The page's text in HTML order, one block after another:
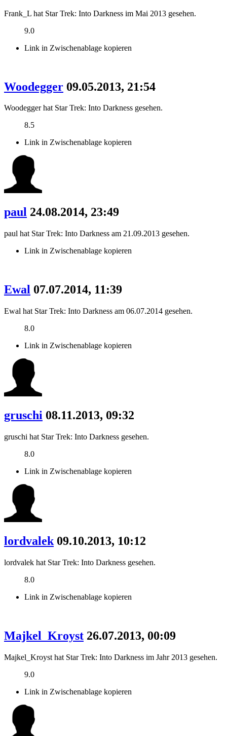
Frank_L hat Star Trek: Into Darkness im Mai 2013 gesehen.
9.0
Link in Zwischenablage kopieren
Woodegger 09.05.2013, 21:54
Woodegger hat Star Trek: Into Darkness gesehen.
8.5
Link in Zwischenablage kopieren
paul 24.08.2014, 23:49
paul hat Star Trek: Into Darkness am 21.09.2013 gesehen.
Link in Zwischenablage kopieren
Ewal 07.07.2014, 11:39
Ewal hat Star Trek: Into Darkness am 06.07.2014 gesehen.
8.0
Link in Zwischenablage kopieren
gruschi 08.11.2013, 09:32
gruschi hat Star Trek: Into Darkness gesehen.
8.0
Link in Zwischenablage kopieren
lordvalek 09.10.2013, 10:12
lordvalek hat Star Trek: Into Darkness gesehen.
8.0
Link in Zwischenablage kopieren
Majkel_Kroyst 26.07.2013, 00:09
Majkel_Kroyst hat Star Trek: Into Darkness im Jahr 2013 gesehen.
9.0
Link in Zwischenablage kopieren